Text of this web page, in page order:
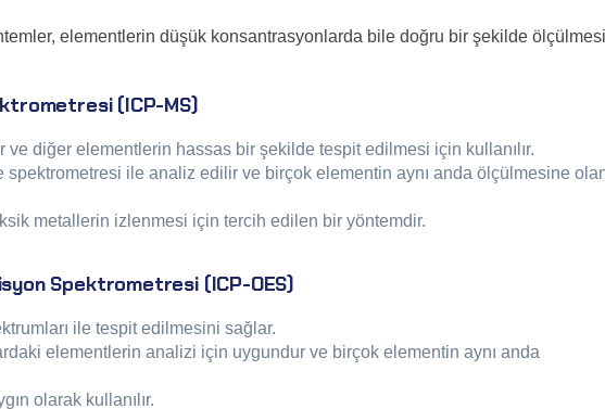
elementlerin düşük konsantrasyonlarda bile doğru bir şekilde
(ICP-MS)
ve diğer elementlerin hassas bir şekilde tespit edilmesi için kullanılır.
ile analiz edilir ve birçok elementin aynı anda ölçülmesine
metallerin izlenmesi için tercih edilen bir yöntemdir.
Spektrometresi (ICP-OES)
ile tespit edilmesini sağlar.
elementlerin analizi için uygundur ve birçok elementin aynı anda
olarak kullanılır.